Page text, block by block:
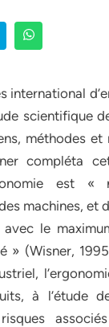
international
scientifique
méthodes
compléta
est «
machines, et
avec le
» (Wisner,
à l’étude